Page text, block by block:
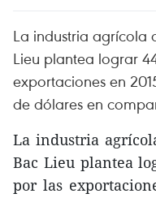
La industria agrícola
Lieu plantea lograr
exportaciones en
de dólares en
La industria
Bac Lieu plantea
por las